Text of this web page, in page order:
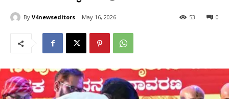
By V4newseditors May 16, 2026 0
53